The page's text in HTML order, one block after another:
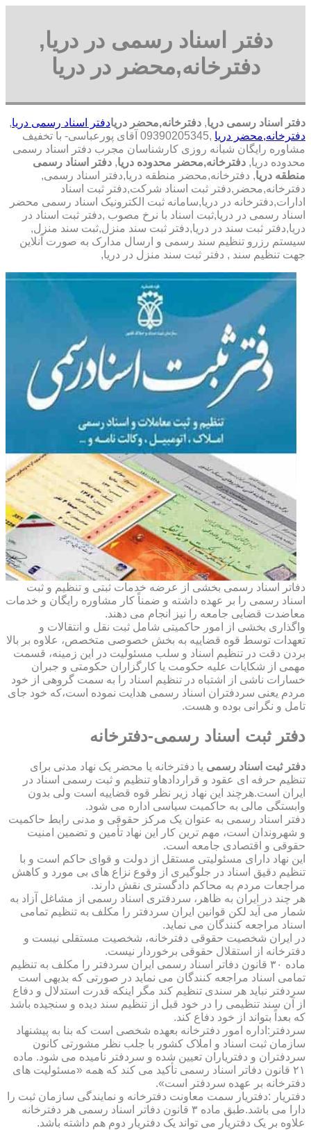
دفتر اسناد رسمی در دریا,
دفترخانه,محضر در دریا
دفتر اسناد رسمی دریا, دفترخانه,محضر دریادفتر اسناد رسمی دریا,
دفترخانه,محضر دریا
,09390205345 آقای پورعباسی- با تخفیف
مشاوره رايگان شبانه روزی کارشناسان مجرب دفتر اسناد رسمی
محدوده دریا, دفترخانه,محضر محدوده دریا, دفتر اسناد رسمی
منطقه دریا, دفترخانه,محضر منطقه دریا,دفتر اسناد رسمی,
دفترخانه,محضر,دفتر ثبت اسناد شرکت,دفتر ثبت اسناد
ادارات,دفترخانه در دریا,سامانه ثبت الکترونیک اسناد رسمی محضر
اسناد رسمی در دریا,ثبت اسناد با نرخ مصوب ,دفتر ثبت اسناد در
دریا,دفتر ثبت سند در دریا,دفتر ثبت سند منزل,ثبت سند منزل,
سیستم رزرو تنظیم سند رسمی و ارسال مدارک به صورت آنلاین
جهت تنظیم سند , دفتر ثبت سند منزل در دریا,
دفاتر اسناد رسمی بخشی از عرضه خدمات ثبتی و تنظیم و ثبت
اسناد رسمی را بر عهده داشته و ضمناً کار مشاوره رایگان و خدمات
معاضدت قضایی جامعه را نیز انجام می دهند.
واگذاری بخشی از امور حاکمیتی شامل ثبت نقل و انتقالات و
تعهدات توسط قوه قضاییه به بخش خصوصی متخصص، علاوه بر بالا
بردن دقت در تنظیم اسناد و سلب مسئولیت در این زمینه، قسمت
مهمی از شکایات علیه حکومت یا کارگزاران حکومتی و جبران
خسارات ناشی از اشتباه در تنظیم اسناد را به سمت گروهی از خود
مردم یعنی سردفتران اسناد رسمی هدایت نموده است،که خود جای
تامل و نگرانی بوده و هست.
دفتر ثبت اسناد رسمی-دفترخانه
دفتر ثبت اسناد رسمی یا دفترخانه یا محضر یک نهاد مدنی برای
تنظیم حرفه ای عقود و قراردادهاو تنظیم و ثبت رسمی اسناد در
ایران است.هرچند این نهاد زیر نظر قوه قضاییه است ولی بدون
وابستگی مالی به حاکمیت سیاسی اداره می شود.
دفتر اسناد رسمی به عنوان یک مرکز حقوقی و مدنی رابط حاکمیت
و شهروندان است، مهم ترین کار این نهاد تأمین و تضمین امنیت
حقوقی و اقتصادی جامعه است.
این نهاد دارای مسئولیتی مستقل از دولت و قوای حاکم است و با
تنظیم دقیق اسناد در جلوگیری از وقوع نزاع های بی مورد و کاهش
مراجعات مردم به محاکم دادگستری نقش دارند.
هر چند در ایران به ظاهر، سردفتری اسناد رسمی از مشاغل آزاد به
شمار می آید لکن قوانین ایران سردفتر را مکلف به تنظیم تمامی
اسناد مراجعه کنندگان می نماید.
در ایران شخصیت حقوقی دفترخانه، شخصیت مستقلی نیست و
دفترخانه از استقلال حقوقی برخوردار نیست.
ماده ۳۰ قانون دفاتر اسناد رسمی ایران سردفتر را مکلف به تنظیم
تمامی اسناد مراجعه کنندگان می نماید در صورتی که بدیهی است
سردفتر نباید هر سندی تنظیم کند مگر اینکه قدرت استدلال و دفاع
از آن سند تنظیمی را در خود قبل از تنظیم سند دیده و سنجیده باشد
که بعداً بتواند از خود دفاع کند.
سردفتر:اداره امور دفترخانه بعهده شخصی است که بنا به پیشنهاد
سازمان ثبت اسناد و املاک کشور با جلب نظر مشورتی کانون
سردفتران و دفتریاران تعیین شده و سردفتر نامیده می شود. ماده
۲۱ قانون دفاتر اسناد رسمی تأکید می کند که همه «مسئولیت های
دفترخانه بر عهده سردفتر است».
دفتریار :دفتریار سمت معاونت دفترخانه و نمایندگی سازمان ثبت را
دارا می باشد.طبق ماده ۳ قانون دفاتر اسناد رسمی هر دفترخانه
علاوه بر یک دفتریار می تواند یک دفتریار دوم هم داشته باشد.